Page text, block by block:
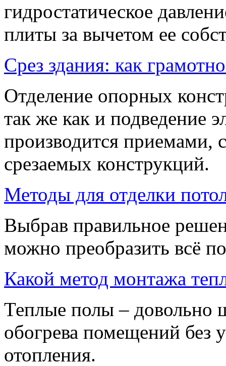
гидростатическое
плиты за вычетом ее
Срез здания: как
Отделение опорных
так же как и подведение
производится приемами,
срезаемых конструкций.
Методы для отделки
Выбрав правильное
можно преобразить всё
Какой метод монтажа
Теплые полы – довольно
обогрева помещений без
отопления.